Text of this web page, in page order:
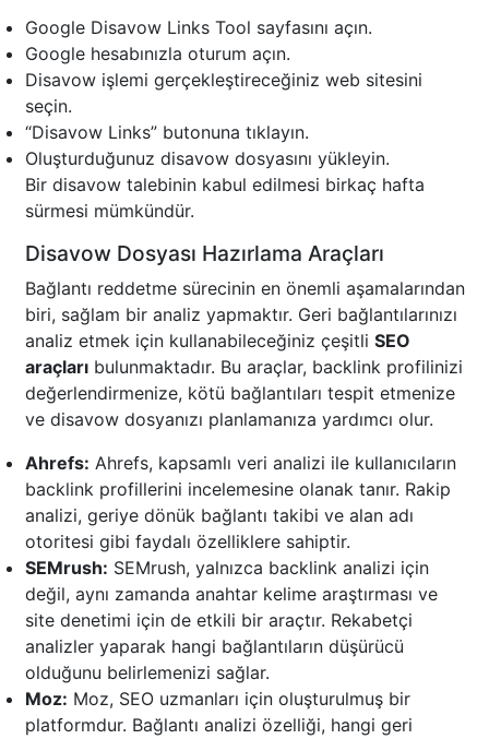
Google Disavow Links Tool sayfasını açın.
Google hesabınızla oturum açın.
Disavow işlemi gerçekleştireceğiniz web sitesini
seçin.
“Disavow Links” butonuna tıklayın.
Oluşturduğunuz disavow dosyasını yükleyin.
Bir disavow talebinin kabul edilmesi birkaç hafta
sürmesi mümkündür.
Disavow Dosyası Hazırlama Araçları
Bağlantı reddetme sürecinin en önemli aşamalarından
biri, sağlam bir analiz yapmaktır. Geri bağlantılarınızı
analiz etmek için kullanabileceğiniz çeşitli SEO
araçları bulunmaktadır. Bu araçlar, backlink profilinizi
değerlendirmenize, kötü bağlantıları tespit etmenize
ve disavow dosyanızı planlamanıza yardımcı olur.
Ahrefs: Ahrefs, kapsamlı veri analizi ile kullanıcıların
backlink profillerini incelemesine olanak tanır. Rakip
analizi, geriye dönük bağlantı takibi ve alan adı
otoritesi gibi faydalı özelliklere sahiptir.
SEMrush: SEMrush, yalnızca backlink analizi için
değil, aynı zamanda anahtar kelime araştırması ve
site denetimi için de etkili bir araçtır. Rekabetçi
analizler yaparak hangi bağlantıların düşürücü
olduğunu belirlemenizi sağlar.
Moz: Moz, SEO uzmanları için oluşturulmuş bir
platformdur. Bağlantı analizi özelliği, hangi geri